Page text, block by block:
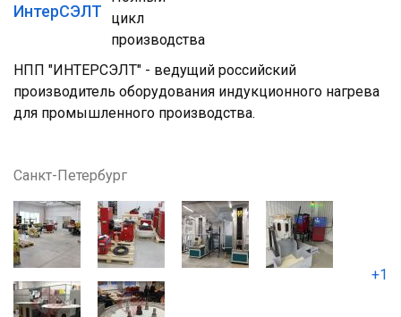
ИнтерСЭЛТ
НПП "ИНТЕРСЭЛТ" - ведущий российский
производитель оборудования индукционного нагрева
для промышленного производства.
Санкт-Петербург
+1